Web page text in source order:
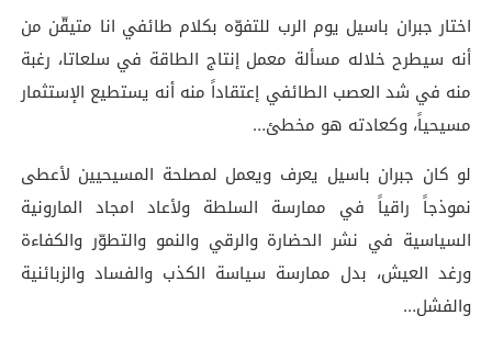
اختار جبران باسيل يوم الرب للتفوّه بكلام طائفي انا متيقّن من
أنه سيطرح خلاله مسألة معمل إنتاج الطاقة في سلعاتا، رغبة
منه في شد العصب الطائفي إعتقاداً منه أنه يستطيع الإستثمار
مسيحياً، وكعادته هو مخطئ…
لو كان جبران باسيل يعرف ويعمل لمصلحة المسيحيين لأعطى
نموذجاً راقياً في ممارسة السلطة ولأعاد امجاد المارونية
السياسية في نشر الحضارة والرقي والنمو والتطوّر والكفاءة
ورغد العيش، بدل ممارسة سياسة الكذب والفساد والزبائنية
والفشل…